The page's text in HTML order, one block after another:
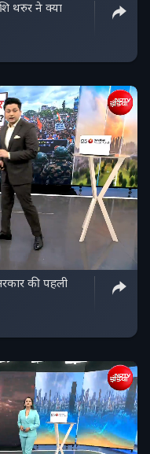
थरुर ने क्या
की पहली